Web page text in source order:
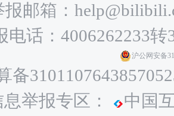
邮箱：
电话：4006262233转
沪公网安备
备
举报专区：
中国